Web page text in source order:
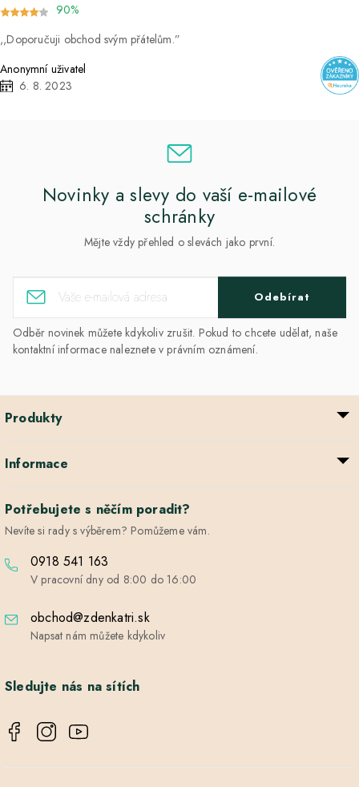
90%
Doporučuji obchod svým přátelům.
Anonymní uživatel
6. 8. 2023
Novinky a slevy do vaší e-mailové
schránky
Mějte vždy přehled o slevách jako první.
Odebírat
Odběr novinek můžete kdykoliv zrušit. Pokud to chcete udělat, naše
kontaktní informace naleznete v právním oznámení.
Produkty
Informace
Potřebujete s něčím poradit?
Nevíte si rady s výběrem? Pomůžeme vám.
0918 541 163
V pracovní dny od 8:00 do 16:00
obchod@zdenkatri.sk
Napsat nám můžete kdykoliv
Sledujte nás na sítích